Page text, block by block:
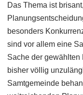
Das Thema ist
besonders
sind vor allem eine
Sache der gewählten
bisher völlig
Samtgemeinde